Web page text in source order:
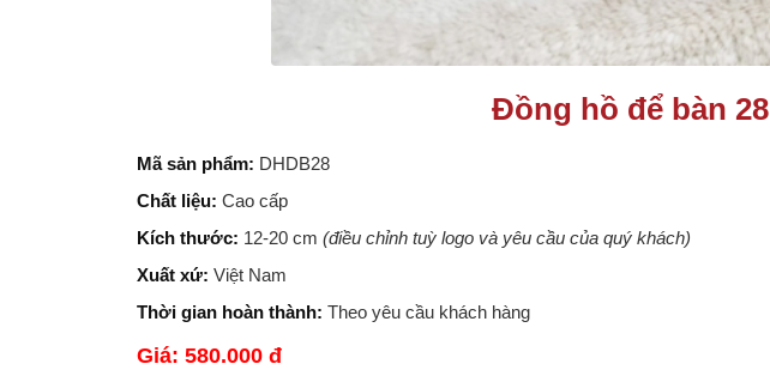
Đồng hồ để bàn 28
Mã sản phẩm: DHDB28
Chất liệu: Cao cấp
Kích thước: 12-20 cm (điều chỉnh tuỳ logo và yêu cầu của quý khách)
Xuất xứ: Việt Nam
Thời gian hoàn thành: Theo yêu cầu khách hàng
Giá: 580.000 đ